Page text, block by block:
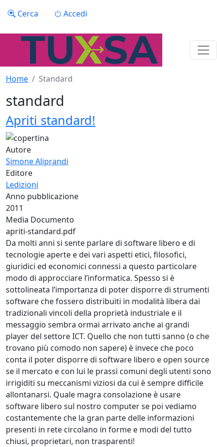
Menu profilo utente
Cerca Accedi
Home Standard
standard
Apriti standard!
Autore
Simone Aliprandi
Editore
Ledizioni
Anno pubblicazione
2011
Media Documento
apriti-standard.pdf
Da molti anni si sente parlare di software libero e di
tecnologie aperte e dei vari aspetti etici, filosofici,
giuridici ed economici connessi a questo particolare
modo di approcciare l’informatica. Spesso si è
sottolineata l’importanza di poter disporre di strumenti
software che fossero distribuiti in modalità libera dai
tradizionali vincoli della proprietà industriale e il
messaggio sembra ormai arrivato anche ai grandi
player del settore ICT. Quello che non tutti sanno (o che
trovano più comodo non sapere) è invece che poco
conta il poter disporre di software libero e open source
se il mercato e con lui le prassi comuni degli utenti sono
irrigiditi su meccanismi viziosi da cui è sempre difficile
allontanarsi. Quale magra consolazione è usare
software libero sul nostro computer se poi vediamo
costantemente che la gran parte delle informazioni
presenti in rete circolano in forme e modi del tutto
chiusi, proprietari, non trasparenti!